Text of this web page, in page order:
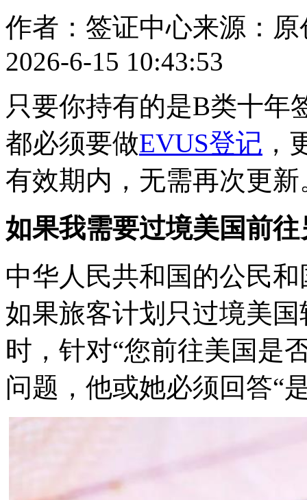
作者：签证中心来源：原
2026-6-15 10:43:53
只要你持有的是B类十年
都必须要做EVUS登记 ，
有效期内，无需再次更新
如果我需要过境美国前
中华人民共和国的公民
如果旅客计划只过境美
时，针对“您前往美国是
问题，他或她必须回答“